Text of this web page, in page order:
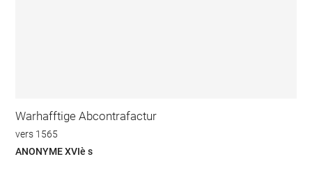
Warhafftige Abcontrafactur
vers 1565
ANONYME XVIè s